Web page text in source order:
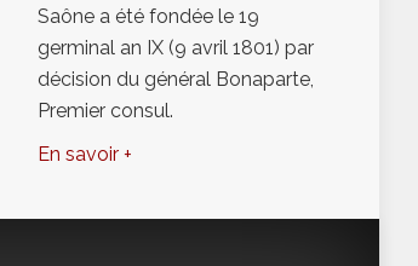
Saône a été fondée le 19
germinal an IX (9 avril 1801) par
décision du général Bonaparte,
Premier consul.
En savoir +